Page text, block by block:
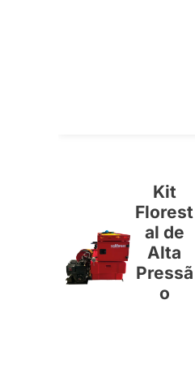
Kit
Florest
al de
Alta
Pressã
o